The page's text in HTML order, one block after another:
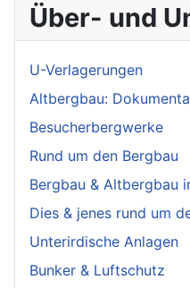
Über- und
U-Verlagerungen
Altbergbau:
Besucherbergwerke
Rund um den Bergbau
Bergbau & Altbergbau
Dies & jenes rund um
Unterirdische Anlagen
Bunker & Luftschutz